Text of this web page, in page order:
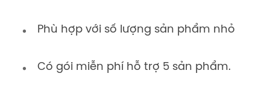
Phù hợp với số lượng sản phẩm nhỏ
Có gói miễn phí hỗ trợ 5 sản phẩm.